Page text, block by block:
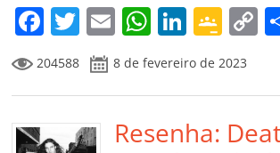
F
a
c
e
b
T
w
itt
er
E
m
ai
l
W
at
s
A
Li
k
e
dI
G
o
o
gl
e
C
y
Li
204588 8 de fevereiro de 2023
Resenha: